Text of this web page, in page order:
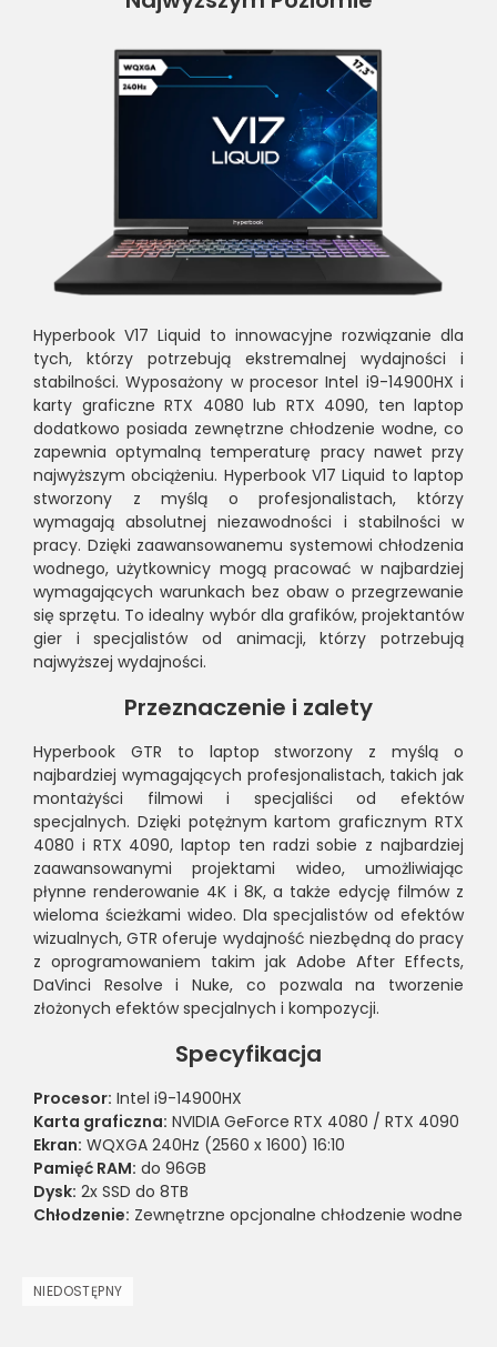
Hyperbook V17 Liquid to innowacyjne rozwiązanie dla
tych, którzy potrzebują ekstremalnej wydajności i
stabilności. Wyposażony w procesor Intel i9-14900HX i
karty graficzne RTX 4080 lub RTX 4090, ten laptop
dodatkowo posiada zewnętrzne chłodzenie wodne, co
zapewnia optymalną temperaturę pracy nawet przy
najwyższym obciążeniu. Hyperbook V17 Liquid to laptop
stworzony z myślą o profesjonalistach, którzy
wymagają absolutnej niezawodności i stabilności w
pracy. Dzięki zaawansowanemu systemowi chłodzenia
wodnego, użytkownicy mogą pracować w najbardziej
wymagających warunkach bez obaw o przegrzewanie
się sprzętu. To idealny wybór dla grafików, projektantów
gier i specjalistów od animacji, którzy potrzebują
najwyższej wydajności.
Przeznaczenie i zalety
Hyperbook GTR to laptop stworzony z myślą o
najbardziej wymagających profesjonalistach, takich jak
montażyści filmowi i specjaliści od efektów
specjalnych. Dzięki potężnym kartom graficznym RTX
4080 i RTX 4090, laptop ten radzi sobie z najbardziej
zaawansowanymi projektami wideo, umożliwiając
płynne renderowanie 4K i 8K, a także edycję filmów z
wieloma ścieżkami wideo. Dla specjalistów od efektów
wizualnych, GTR oferuje wydajność niezbędną do pracy
z oprogramowaniem takim jak Adobe After Effects,
DaVinci Resolve i Nuke, co pozwala na tworzenie
złożonych efektów specjalnych i kompozycji.
Specyfikacja
Procesor: Intel i9-14900HX
Karta graficzna: NVIDIA GeForce RTX 4080 / RTX 4090
Ekran: WQXGA 240Hz (2560 x 1600) 16:10
Pamięć RAM: do 96GB
Dysk: 2x SSD do 8TB
Chłodzenie: Zewnętrzne opcjonalne chłodzenie wodne
NIEDOSTĘPNY